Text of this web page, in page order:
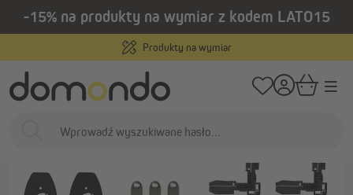
zawartości
-15% na produkty na wymiar z kodem LATO15
Produkty na wymiar
Strona główna Osłony zewnętrzne / Moskitiery / Akcesoria i części